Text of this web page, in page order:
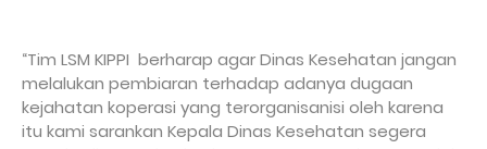
“Tim LSM KIPPI berharap agar Dinas Kesehatan jangan
melalukan pembiaran terhadap adanya dugaan
kejahatan koperasi yang terorganisanisi oleh karena
itu kami sarankan Kepala Dinas Kesehatan segera